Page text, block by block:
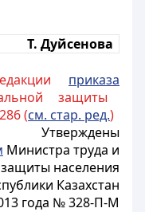
Т. Дуйсенова
приказа
защиты
(см. стар. ред.)
Утверждены
Министра труда и
населения
Казахстан
года № 328-П-М